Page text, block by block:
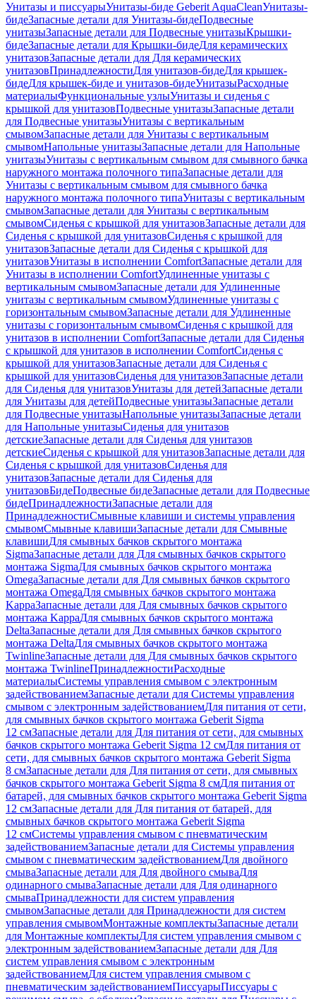
Унитазы и писсуарыУнитазы-биде Geberit AquaCleanУнитазы-
бидеЗапасные детали для Унитазы-бидеПодвесные
унитазыЗапасные детали для Подвесные унитазыКрышки-
бидеЗапасные детали для Крышки-бидеДля керамических
унитазовЗапасные детали для Для керамических
унитазовПринадлежностиДля унитазов-бидеДля крышек-
бидеДля крышек-биде и унитазов-бидеУнитазыРасходные
материалыФункциональные узлыУнитазы и сиденья с
крышкой для унитазовПодвесные унитазыЗапасные детали
для Подвесные унитазыУнитазы с вертикальным
смывомЗапасные детали для Унитазы с вертикальным
смывомНапольные унитазыЗапасные детали для Напольные
унитазыУнитазы с вертикальным смывом для смывного бачка
наружного монтажа полочного типаЗапасные детали для
Унитазы с вертикальным смывом для смывного бачка
наружного монтажа полочного типаУнитазы с вертикальным
смывомЗапасные детали для Унитазы с вертикальным
смывомСиденья с крышкой для унитазовЗапасные детали для
Сиденья с крышкой для унитазовСиденья с крышкой для
унитазовЗапасные детали для Сиденья с крышкой для
унитазовУнитазы в исполнении ComfortЗапасные детали для
Унитазы в исполнении ComfortУдлиненные унитазы с
вертикальным смывомЗапасные детали для Удлиненные
унитазы с вертикальным смывомУдлиненные унитазы с
горизонтальным смывомЗапасные детали для Удлиненные
унитазы с горизонтальным смывомСиденья с крышкой для
унитазов в исполнении ComfortЗапасные детали для Сиденья
с крышкой для унитазов в исполнении ComfortСиденья с
крышкой для унитазовЗапасные детали для Сиденья с
крышкой для унитазовСиденья для унитазовЗапасные детали
для Сиденья для унитазовУнитазы для детейЗапасные детали
для Унитазы для детейПодвесные унитазыЗапасные детали
для Подвесные унитазыНапольные унитазыЗапасные детали
для Напольные унитазыСиденья для унитазов
детскиеЗапасные детали для Сиденья для унитазов
детскиеСиденья с крышкой для унитазовЗапасные детали для
Сиденья с крышкой для унитазовСиденья для
унитазовЗапасные детали для Сиденья для
унитазовБидеПодвесные бидеЗапасные детали для Подвесные
бидеПринадлежностиЗапасные детали для
ПринадлежностиСмывные клавиши и системы управления
смывомСмывные клавишиЗапасные детали для Смывные
клавишиДля смывных бачков скрытого монтажа
SigmaЗапасные детали для Для смывных бачков скрытого
монтажа SigmaДля смывных бачков скрытого монтажа
OmegaЗапасные детали для Для смывных бачков скрытого
монтажа OmegaДля смывных бачков скрытого монтажа
KappaЗапасные детали для Для смывных бачков скрытого
монтажа KappaДля смывных бачков скрытого монтажа
DeltaЗапасные детали для Для смывных бачков скрытого
монтажа DeltaДля смывных бачков скрытого монтажа
TwinlineЗапасные детали для Для смывных бачков скрытого
монтажа TwinlineПринадлежностиРасходные
материалыСистемы управления смывом с электронным
задействованиемЗапасные детали для Системы управления
смывом с электронным задействованиемДля питания от сети,
для смывных бачков скрытого монтажа Geberit Sigma
12 смЗапасные детали для Для питания от сети, для смывных
бачков скрытого монтажа Geberit Sigma 12 смДля питания от
сети, для смывных бачков скрытого монтажа Geberit Sigma
8 смЗапасные детали для Для питания от сети, для смывных
бачков скрытого монтажа Geberit Sigma 8 смДля питания от
батарей, для смывных бачков скрытого монтажа Geberit Sigma
12 смЗапасные детали для Для питания от батарей, для
смывных бачков скрытого монтажа Geberit Sigma
12 смСистемы управления смывом с пневматическим
задействованиемЗапасные детали для Системы управления
смывом с пневматическим задействованиемДля двойного
смываЗапасные детали для Для двойного смываДля
одинарного смываЗапасные детали для Для одинарного
смываПринадлежности для систем управления
смывомЗапасные детали для Принадлежности для систем
управления смывомМонтажные комплектыЗапасные детали
для Монтажные комплектыДля систем управления смывом с
электронным задействованиемЗапасные детали для Для
систем управления смывом с электронным
задействованиемДля систем управления смывом с
пневматическим задействованиемПиссуарыПиссуары с